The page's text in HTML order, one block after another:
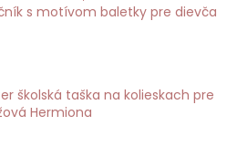
s motívom baletky pre dievča
školská taška na kolieskach pre
Hermiona